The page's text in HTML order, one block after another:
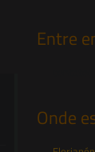
Entre
Onde